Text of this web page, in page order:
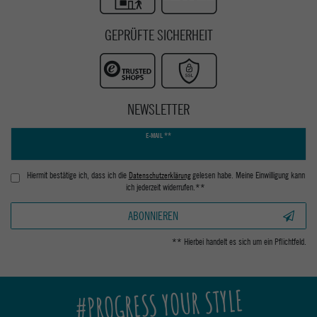
GEPRÜFTE SICHERHEIT
NEWSLETTER
E-MAIL **
Hiermit bestätige ich, dass ich die Daten­schutz­erklärunggelesen habe. Meine Einwilligung kann
ich jederzeit widerrufen.**
ABONNIEREN
** Hierbei handelt es sich um ein Pflichtfeld.
#PROGRESS YOUR STYLE